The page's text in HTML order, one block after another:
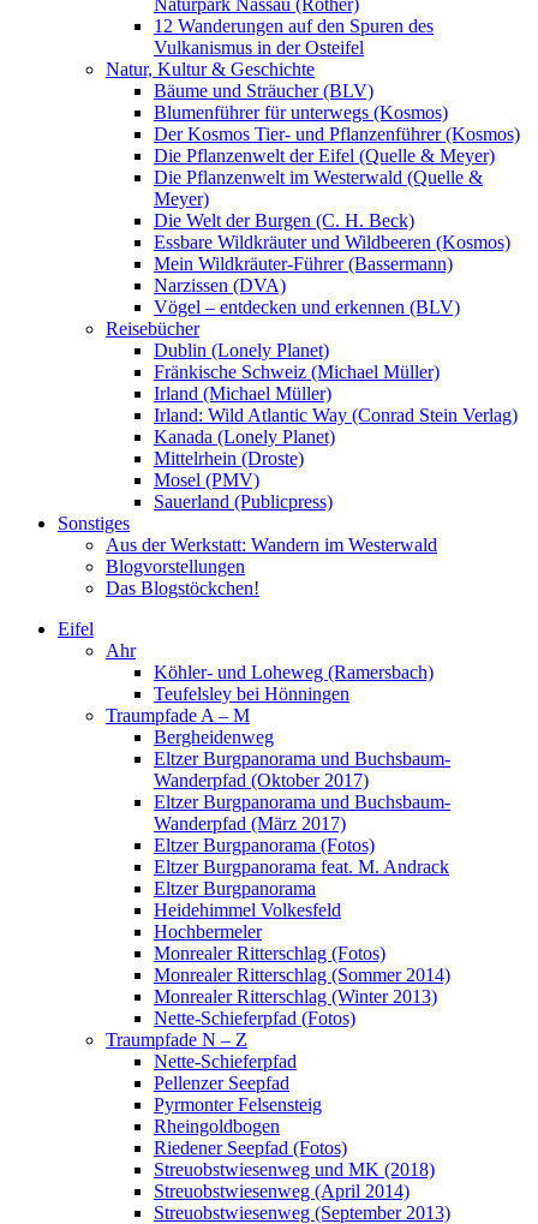
Naturpark Nassau (Rother)
12 Wanderungen auf den Spuren des
Vulkanismus in der Osteifel
Natur, Kultur & Geschichte
Bäume und Sträucher (BLV)
Blumenführer für unterwegs (Kosmos)
Der Kosmos Tier- und Pflanzenführer (Kosmos)
Die Pflanzenwelt der Eifel (Quelle & Meyer)
Die Pflanzenwelt im Westerwald (Quelle &
Meyer)
Die Welt der Burgen (C. H. Beck)
Essbare Wildkräuter und Wildbeeren (Kosmos)
Mein Wildkräuter-Führer (Bassermann)
Narzissen (DVA)
Vögel – entdecken und erkennen (BLV)
Reisebücher
Dublin (Lonely Planet)
Fränkische Schweiz (Michael Müller)
Irland (Michael Müller)
Irland: Wild Atlantic Way (Conrad Stein Verlag)
Kanada (Lonely Planet)
Mittelrhein (Droste)
Mosel (PMV)
Sauerland (Publicpress)
Sonstiges
Aus der Werkstatt: Wandern im Westerwald
Blogvorstellungen
Das Blogstöckchen!
Eifel
Ahr
Köhler- und Loheweg (Ramersbach)
Teufelsley bei Hönningen
Traumpfade A – M
Bergheidenweg
Eltzer Burgpanorama und Buchsbaum-
Wanderpfad (Oktober 2017)
Eltzer Burgpanorama und Buchsbaum-
Wanderpfad (März 2017)
Eltzer Burgpanorama (Fotos)
Eltzer Burgpanorama feat. M. Andrack
Eltzer Burgpanorama
Heidehimmel Volkesfeld
Hochbermeler
Monrealer Ritterschlag (Fotos)
Monrealer Ritterschlag (Sommer 2014)
Monrealer Ritterschlag (Winter 2013)
Nette-Schieferpfad (Fotos)
Traumpfade N – Z
Nette-Schieferpfad
Pellenzer Seepfad
Pyrmonter Felsensteig
Rheingoldbogen
Riedener Seepfad (Fotos)
Streuobstwiesenweg und MK (2018)
Streuobstwiesenweg (April 2014)
Streuobstwiesenweg (September 2013)